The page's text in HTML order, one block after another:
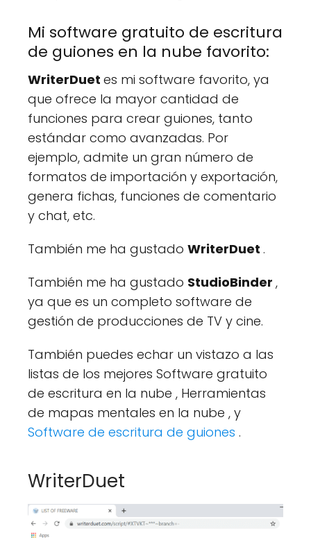
Mi software gratuito de escritura
de guiones en la nube favorito:
WriterDuet es mi software favorito, ya
que ofrece la mayor cantidad de
funciones para crear guiones, tanto
estándar como avanzadas. Por
ejemplo, admite un gran número de
formatos de importación y exportación,
genera fichas, funciones de comentario
y chat, etc.
También me ha gustado WriterDuet .
También me ha gustado StudioBinder ,
ya que es un completo software de
gestión de producciones de TV y cine.
También puedes echar un vistazo a las
listas de los mejores Software gratuito
de escritura en la nube , Herramientas
de mapas mentales en la nube , y
Software de escritura de guiones .
WriterDuet